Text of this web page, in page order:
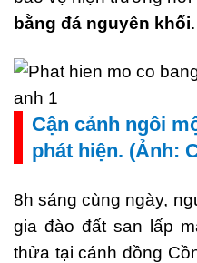
bằng đá nguyên khối.
Cận cảnh ngôi
phát hiện. (Ảnh:
8h sáng cùng ngày,
gia đào đất san lấp
thửa tại cánh đồng